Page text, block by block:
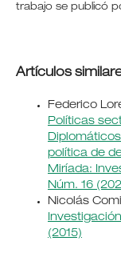
trabajo se publicó
Artículos
Federico
Políticas
política de
Miríada:
Núm. 16
Nicolás
(2015)